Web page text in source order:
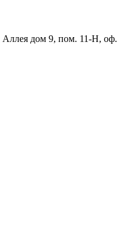
Аллея дом 9, пом. 11-Н, оф.